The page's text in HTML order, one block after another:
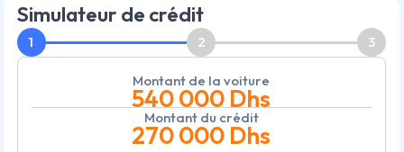
Simulateur de crédit
1 2 3
Montant de la voiture
540 000 Dhs
Montant du crédit
270 000 Dhs